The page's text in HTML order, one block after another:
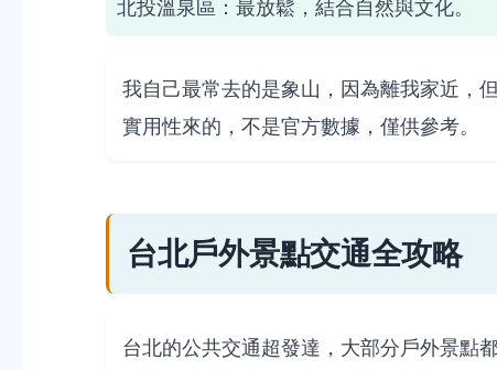
北投溫泉區：最放鬆，結合自然與文化。
我自己最常去的是象山，因為離我家近，
實用性來的，不是官方數據，僅供參考。
台北戶外景點交通全攻略
台北的公共交通超發達，大部分戶外景點